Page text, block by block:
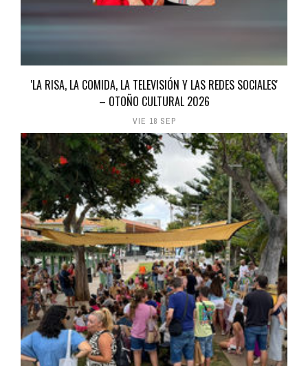
'LA RISA, LA COMIDA, LA TELEVISIÓN Y LAS REDES SOCIALES'
– OTOÑO CULTURAL 2026
VIE 18 SEP